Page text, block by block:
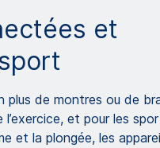
et
plus de montres ou de
et pour les
et la plongée, les